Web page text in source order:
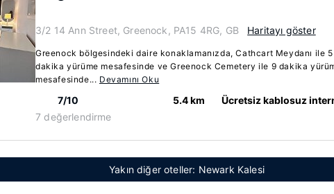
3/2 14 Ann Street, Greenock, PA15 4RG, GB Haritayı göster
Greenock bölgesindeki daire konaklamanızda, Cathcart Meydanı ile 5
dakika yürüme mesafesinde ve Greenock Cemetery ile 9 dakika
mesafesinde... Devamını Oku
7/10
7 değerlendirme
5.4 km Ücretsiz kablosuz
Yakın diğer oteller: Newark Kalesi